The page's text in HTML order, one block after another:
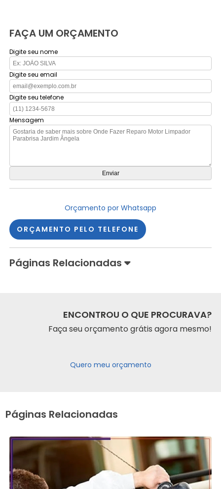
FAÇA UM ORÇAMENTO
Digite seu nome
Digite seu email
Digite seu telefone
Mensagem
Orçamento por Whatsapp
ORÇAMENTO PELO TELEFONE
Páginas Relacionadas
ENCONTROU O QUE PROCURAVA?
Faça seu orçamento grátis agora mesmo!
Quero meu orçamento
Páginas Relacionadas